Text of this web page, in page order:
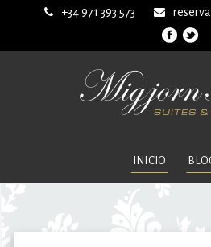
+34 971 393 573
INICIO